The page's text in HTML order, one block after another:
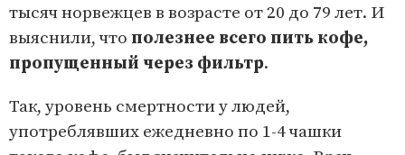
тысяч норвежцев в возрасте от 20 до 79 лет. И
выяснили, что полезнее всего пить кофе,
пропущенный через фильтр.
Так, уровень смертности у людей,
употреблявших ежедневно по 1-4 чашки